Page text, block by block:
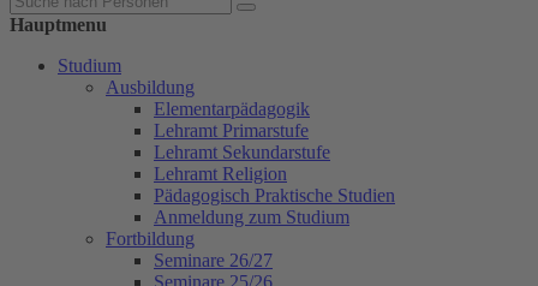
Hauptmenu
Studium
Ausbildung
Elementarpädagogik
Lehramt Primarstufe
Lehramt Sekundarstufe
Lehramt Religion
Pädagogisch Praktische Studien
Anmeldung zum Studium
Fortbildung
Seminare 26/27